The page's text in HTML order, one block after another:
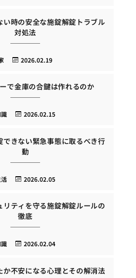
い時の安全な施錠解錠トラブル
対処法
2026.02.19
で金庫の合鍵は作れるのか
2026.02.15
できない緊急事態に取るべき行
動
2026.02.05
リティを守る施錠解錠ルールの
徹底
2026.02.04
か不安になる心理とその解消法